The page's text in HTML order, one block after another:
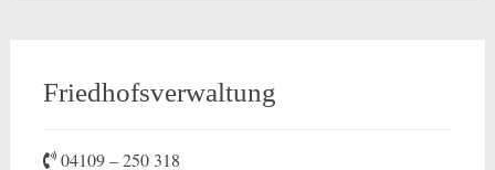
Friedhofsverwaltung
04109 – 250 318